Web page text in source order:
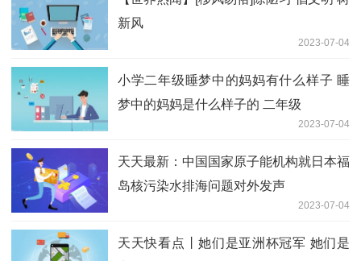
新风
2023-07-04
小学二年级睡梦中的妈妈有什么样子 睡
梦中的妈妈是什么样子的 二年级
2023-07-04
天天最新：中国国家原子能机构就日本福
岛核污染水排海问题对外发声
2023-07-04
天天快看点丨她们是亚洲杯冠军 她们是